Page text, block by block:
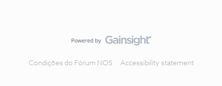
Condições do Fórum NOS Accessibility statement